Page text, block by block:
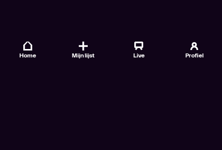
Home Mijn lijst Live Profiel